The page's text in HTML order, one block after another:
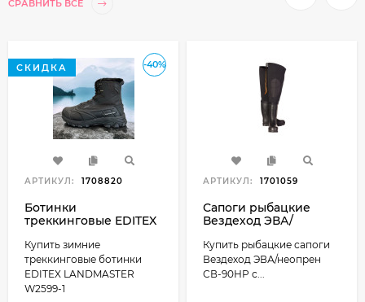
СРАВНИТЬ ВСЕ
-40%
СКИДКА
АРТИКУЛ: 1708820
Ботинки
треккинговые EDITEX
зима, черные
Купить зимние
треккинговые ботинки
EDITEX LANDMASTER
W2599-1
АРТИКУЛ: 1701059
Сапоги рыбацкие
Вездеход ЭВА/
Купить рыбацкие сапоги
Вездеход ЭВА/неопрен
СВ-90НР с...